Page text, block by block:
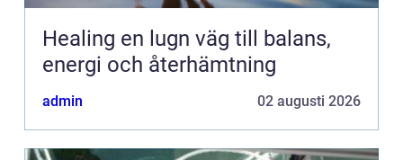
Healing en lugn väg till balans,
energi och återhämtning
admin 02 augusti 2026